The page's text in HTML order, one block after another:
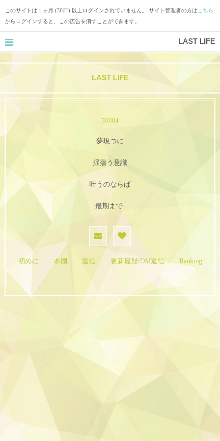
このサイトは１ヶ月 (30日) 以上ログインされていません。 サイト管理者の方は こちら
からログインすると、この広告を消すことができます。
LAST LIFE
LAST LIFE
30004
夢現つに
揺蕩う意識
叶うのならば
最期まで.
初めに 本棚 返信 更新履歴/DM返信 Ranking